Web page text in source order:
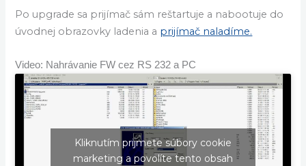
Po upgrade sa prijímač sám reštartuje a nabootuje do
úvodnej obrazovky ladenia a prijímač naladíme.
Video: Nahrávanie FW cez RS 232 a PC
Kliknutím prijmete súbory cookie
marketing a povolíte tento obsah